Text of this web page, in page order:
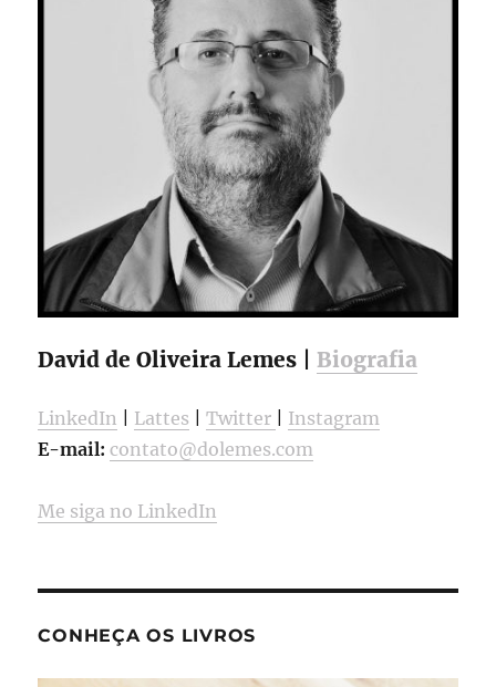
David de Oliveira Lemes |Biografia
LinkedIn Lattes |Twitter
Instagram
E-mail: contato@dolemes.com
Me siga no LinkedIn
CONHEÇA OS LIVROS